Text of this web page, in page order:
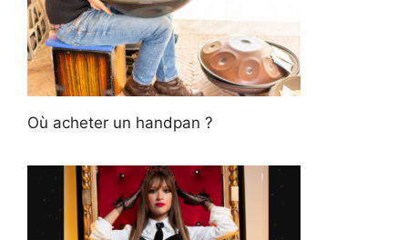
Où acheter un handpan ?